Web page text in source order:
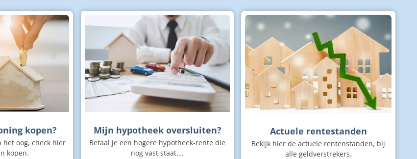
kopen?
het oog, check hier
kopen.
Mijn hypotheek oversluiten?
Betaal je een hogere hypotheek-rente die
nog vast staat….
Actuele rentestanden
Bekijk hier de actuele rentenstanden, bij
alle geldverstrekers.